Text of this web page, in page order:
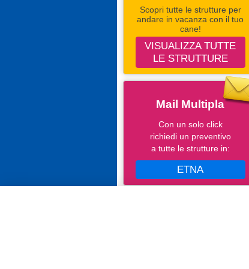
Scopri tutte le strutture per
andare in vacanza con il tuo
cane!
VISUALIZZA TUTTE
LE STRUTTURE
Mail Multipla
Con un solo click
richiedi un preventivo
a tutte le strutture in:
ETNA